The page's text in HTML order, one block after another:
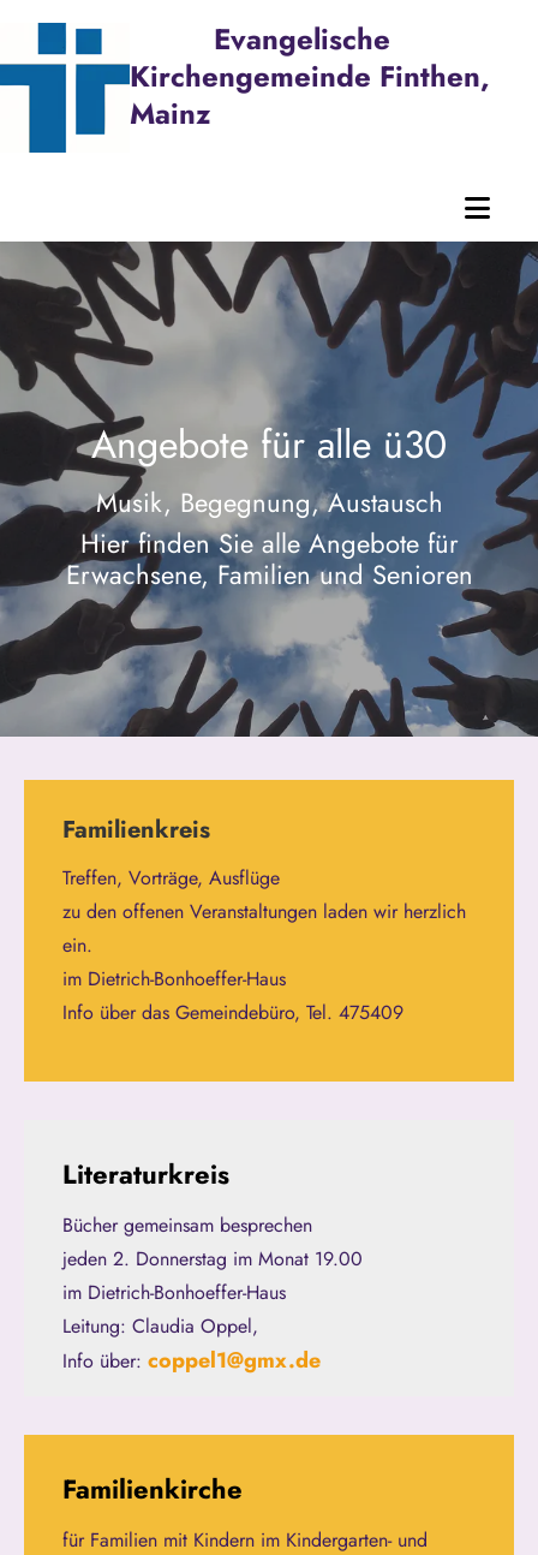
Evangelische
Kirchengemeinde Finthen,
Mainz
Angebote für alle ü30
Musik, Begegnung, Austausch
Hier finden Sie alle Angebote für
Erwachsene, Familien und Senioren
Familienkreis
Treffen, Vorträge, Ausflüge
zu den offenen Veranstaltungen laden wir herzlich
ein.
im Dietrich-Bonhoeffer-Haus
Info über das Gemeindebüro, Tel. 475409
Literaturkreis
Bücher gemeinsam besprechen
jeden 2. Donnerstag im Monat 19.00
im Dietrich-Bonhoeffer-Haus
Leitung: Claudia Oppel,
Info über: coppel1@gmx.de
Familienkirche
für Familien mit Kindern im Kindergarten- und